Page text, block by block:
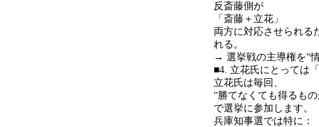
反斎藤側が
「斎藤＋立花」
両方に対応させられる
れる。
→ 選挙戦の主導権を“
■4. 立花氏にとっては
立花氏は毎回、
“勝てなくても得るも
で選挙に参加します。
兵庫知事選では特に：